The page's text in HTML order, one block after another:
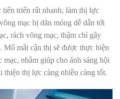
triển rất nhanh, làm thị lực
mạc bị dãn mỏng dễ dẫn tới
rách võng mạc, thậm chí gây
Mổ mắt cận thị sẽ được thực hiện
nhằm giúp cho ánh sáng hội
thiện thị lực càng nhiều càng tốt.